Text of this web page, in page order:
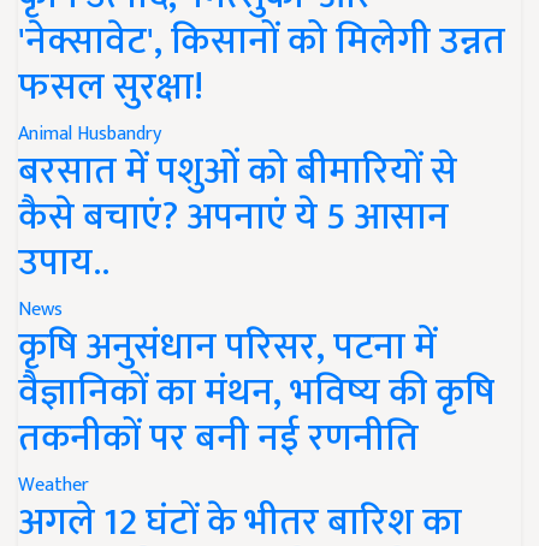
'नेक्सावेट', किसानों को मिलेगी उन्नत
फसल सुरक्षा!
Animal Husbandry
बरसात में पशुओं को बीमारियों से
कैसे बचाएं? अपनाएं ये 5 आसान
उपाय..
News
कृषि अनुसंधान परिसर, पटना में
वैज्ञानिकों का मंथन, भविष्य की कृषि
तकनीकों पर बनी नई रणनीति
Weather
अगले 12 घंटों के भीतर बारिश का